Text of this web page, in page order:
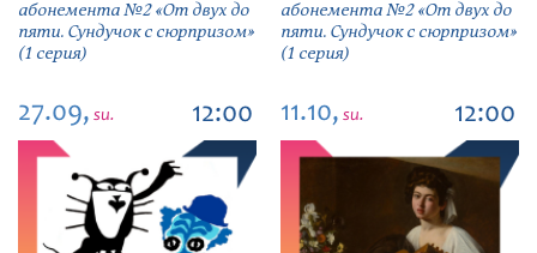
абонемента №2 «От двух до
пяти. Сундучок с сюрпризом»
(1 серия)
абонемента №2 «От двух до
пяти. Сундучок с сюрпризом»
(1 серия)
27.09, su. 12:00 11.10, su. 12:00